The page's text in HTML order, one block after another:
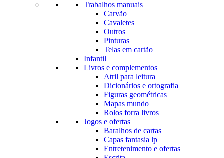
Trabalhos manuais
Carvão
Cavaletes
Outros
Pinturas
Telas em cartão
Infantil
Livros e complementos
Atril para leitura
Dicionários e ortografia
Figuras geométricas
Mapas mundo
Rolos forra livros
Jogos e ofertas
Baralhos de cartas
Capas fantasia lp
Entretenimento e ofertas